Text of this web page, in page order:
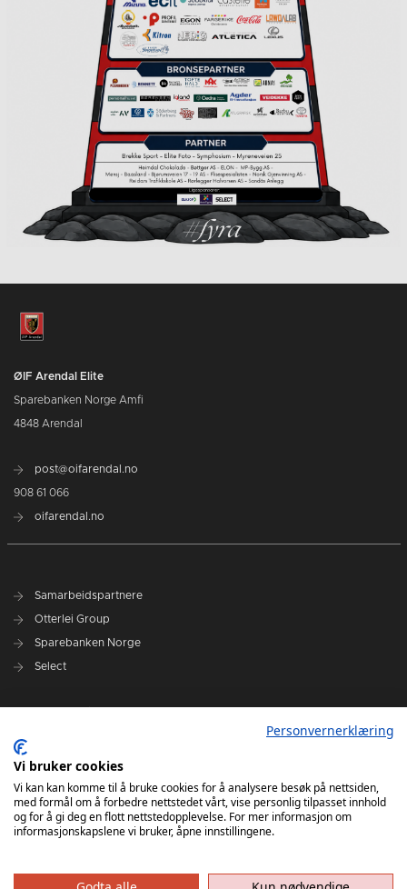
ØIF Arendal Elite
Sparebanken Norge Amfi
4848 Arendal
post@oifarendal.no
908 61 066
oifarendal.no
Samarbeidspartnere
Otterlei Group
Sparebanken Norge
Select
Spillerstall
Administrasjon
Styret
Personvernerklæring
Vi bruker cookies
Vi kan kan komme til å bruke cookies for å analysere besøk på nettsiden,
med formål om å forbedre nettstedet vårt, vise personlig tilpasset innhold
og for å gi deg en flott nettstedopplevelse. For mer informasjon om
informasjonskapslene vi bruker, åpne innstillingene.